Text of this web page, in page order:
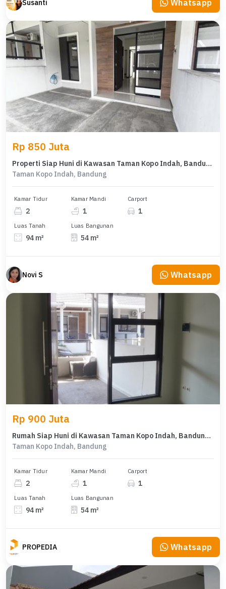
Susanti Whatsapp
Rp 850 Juta
Properti Siap Huni di Kawasan Taman Kopo Indah, Bandung, LT 94m²
Taman Kopo Indah, Bandung
Kamar Tidur
2
Kamar Mandi
1
Carport
1
Luas Tanah
94 m²
Luas Bangunan
54 m²
Novi S Whatsapp
Rp 900 Juta
Rumah Siap Huni di Kawasan Taman Kopo Indah, Bandung, LT 94m²
Taman Kopo Indah, Bandung
Kamar Tidur
2
Kamar Mandi
1
Carport
1
Luas Tanah
94 m²
Luas Bangunan
54 m²
PROPEDIA Whatsapp